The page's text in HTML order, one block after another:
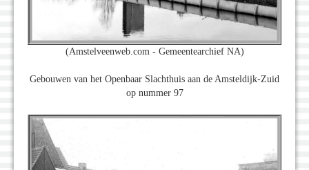
(Amstelveenweb.com - Gemeentearchief NA)
Gebouwen van het Openbaar Slachthuis aan de Amsteldijk-Zuid
op nummer 97